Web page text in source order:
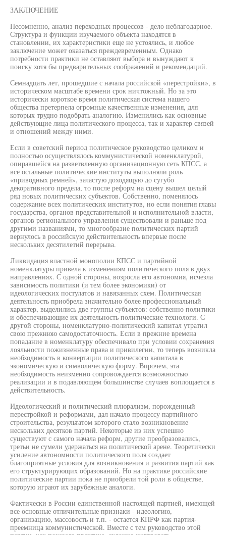
ЗАКЛЮЧЕНИЕ
Несомненно, анализ переходных процессов - дело неблагодарное.
Структура и функции изучаемого объекта находятся в
становлении, их характеристики еще не устоялись, и любое
заключение может оказаться преждевременным. Однако
потребности практики не оставляют выбора и вынуждают к
поиску хотя бы предварительных соображений и рекомендаций.
Семнадцать лет, прошедшие с начала российской «перестройки», в
историческом масштабе времени срок ничтожный. Но за это
исторически короткое время политическая система нашего
общества претерпела огромные качественные изменения, для
которых трудно подобрать аналогию. Изменились как основные
действующие лица политического процесса, так и характер связей
и отношений между ними.
Если в советский период политическое руководство целиком и
полностью осуществлялось коммунистической номенклатурой,
опиравшейся на разветвленную организационную сеть КПСС, а
все остальные политические институты выполняли роль
«приводных ремней», зачастую доходящую до сугубо
декоративного предела, то после реформ на сцену вышел целый
ряд новых политических субъектов. Собственно, поменялось
содержание всех политических институтов, но если понятия главы
государства, органов представительной и исполнительной власти,
органов регионального управления существовали и раньше под
другими названиями, то многообразие политических партий
вернулось в российскую действительность впервые после
нескольких десятилетий перерыва.
Ликвидация властной монополии КПСС и партийной
номенклатуры привела к изменениям политического поля в двух
направлениях. С одной стороны, возросла его автономия, исчезла
зависимость политики (и тем более экономики) от
идеологических постулатов и навязанных схем. Политическая
деятельность приобрела значительно более профессиональный
характер, выделились две группы субъектов: собственно политики
и обеспечивающие их деятельность политические технологи. С
другой стороны, номенклатурно-политический капитал утратил
свою прежнюю самодостаточность. Если в прежние времена
попадание в номенклатуру обеспечивало при условии сохранения
лояльности пожизненные права и привилегии, то теперь возникла
необходимость в конвертации политического капитала в
экономическую и символическую форму. Впрочем, эта
необходимость неизменно сопровождается возможностью
реализации и в подавляющем большинстве случаев воплощается в
действительность.
Идеологический и политический плюрализм, порожденный
перестройкой и реформами, дал начало процессу партийного
строительства, результатом которого стало возникновение
нескольких десятков партий. Некоторые из них успешно
существуют с самого начала реформ, другие преобразовались,
третьи не сумели удержаться на политической арене. Теоретически
усиление автономности политического поля создает
благоприятные условия для возникновения и развития партий как
его структурирующих образований. Но на практике российские
политические партии пока не приобрели той роли в обществе,
которую играют их зарубежные аналоги.
Фактически в России единственной настоящей партией, имеющей
все основные отличительные признаки - идеологию,
организацию, массовость и т.п. - остается КПРФ как партия-
преемница коммунистической. Вместе с тем руководство этой